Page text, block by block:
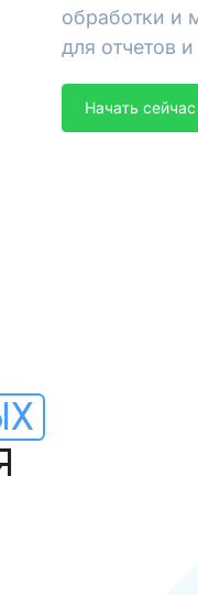
обработки и
для отчетов
Начать сейчас